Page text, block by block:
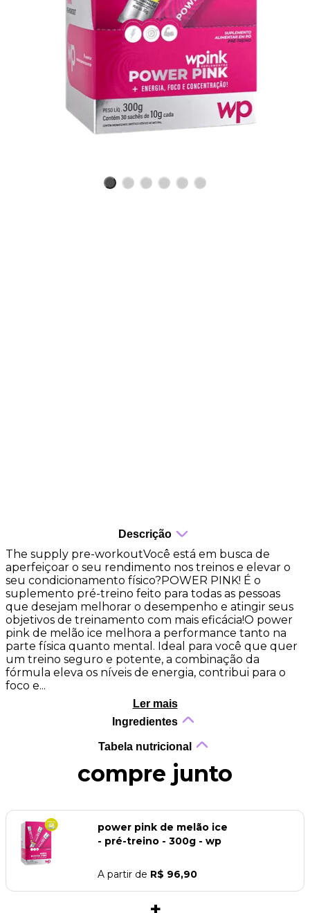
Descrição
The supply pre-workoutVocê está em busca de
aperfeiçoar o seu rendimento nos treinos e elevar o
seu condicionamento físico?POWER PINK! É o
suplemento pré-treino feito para todas as pessoas
que desejam melhorar o desempenho e atingir seus
objetivos de treinamento com mais eficácia!O power
pink de melão ice melhora a performance tanto na
parte física quanto mental. Ideal para você que quer
um treino seguro e potente, a combinação da
fórmula eleva os níveis de energia, contribui para o
foco e...
Ler mais
Ingredientes
Tabela nutricional
compre junto
power pink de melão ice
- pré-treino - 300g - wp
A partir de R$ 96,90